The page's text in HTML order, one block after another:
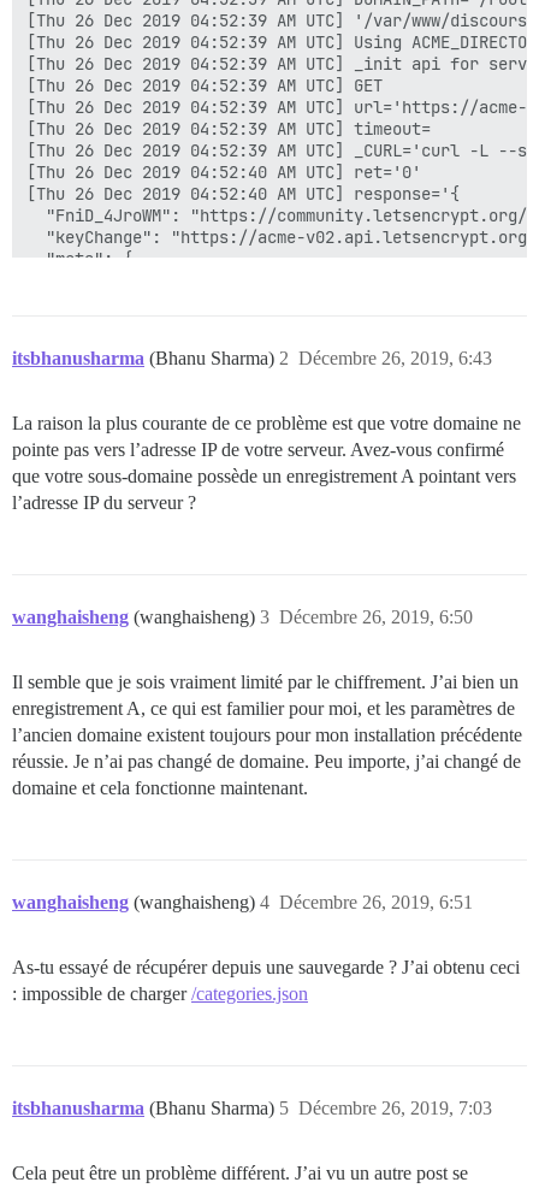
itsbhanusharma (Bhanu Sharma) Décembre 26, 2019, 6:43
2
La raison la plus courante de ce problème est que votre domaine ne
pointe pas vers l’adresse IP de votre serveur. Avez-vous confirmé
que votre sous-domaine possède un enregistrement A pointant vers
l’adresse IP du serveur ?
wanghaisheng (wanghaisheng) Décembre 26, 2019, 6:50
3
Il semble que je sois vraiment limité par le chiffrement. J’ai bien un
enregistrement A, ce qui est familier pour moi, et les paramètres de
l’ancien domaine existent toujours pour mon installation précédente
réussie. Je n’ai pas changé de domaine. Peu importe, j’ai changé de
domaine et cela fonctionne maintenant.
wanghaisheng (wanghaisheng) Décembre 26, 2019, 6:51
4
As-tu essayé de récupérer depuis une sauvegarde ? J’ai obtenu ceci
: impossible de charger/categories.json
itsbhanusharma (Bhanu Sharma) Décembre 26, 2019, 7:03
5
Cela peut être un problème différent. J’ai vu un autre post se